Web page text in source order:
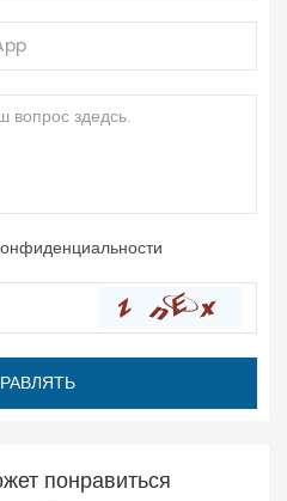
понравиться